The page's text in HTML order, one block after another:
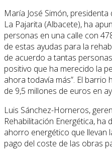
María José Simón,
La Pajarita (Albacete), ha
personas en una calle con
de estas ayudas para la
de acuerdo a tantas
positivo que ha merecido la
ahora todavía más”. El
de 9,5 millones de euros en
Luis Sánchez-Horneros,
Rehabilitación Energética, ha
ahorro energético que llevan
pago del coste de las obras